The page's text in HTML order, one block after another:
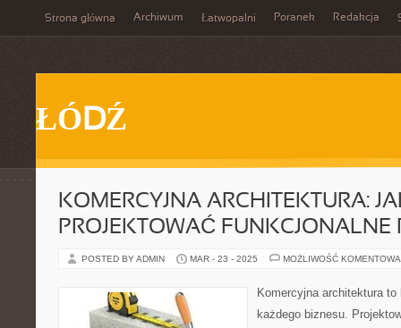
Strona główna Archiwum Łatwopalni Poranek Redakcja
ŁÓDŹ
KOMERCYJNA ARCHITEKTURA:
PROJEKTOWAĆ FUNKCJONALNE
POSTED BY ADMIN MAR - 23 - 2025 MOŻLIWOŚĆ
Komercyjna architektura
każdego biznesu.